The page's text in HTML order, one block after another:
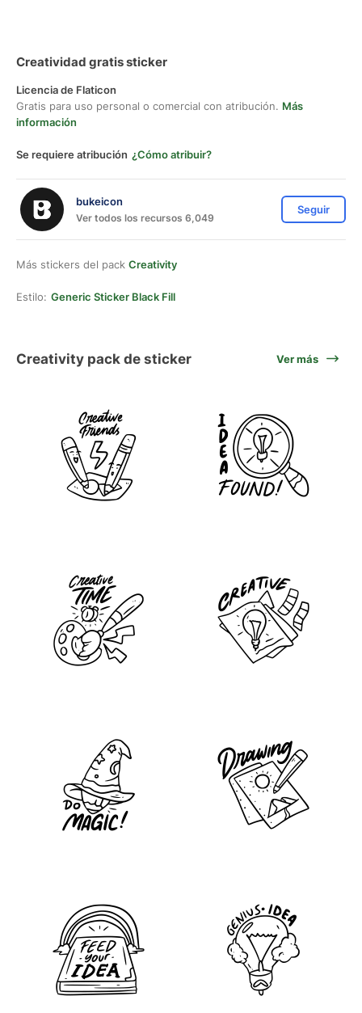
Creatividad gratis sticker
Licencia de Flaticon
Gratis para uso personal o comercial con atribución. Más
información
Se requiere atribución ¿Cómo atribuir?
bukeicon
Ver todos los recursos 6,049
Seguir
Más stickers del pack Creativity
Estilo: Generic Sticker Black Fill
Creativity pack de sticker Ver más